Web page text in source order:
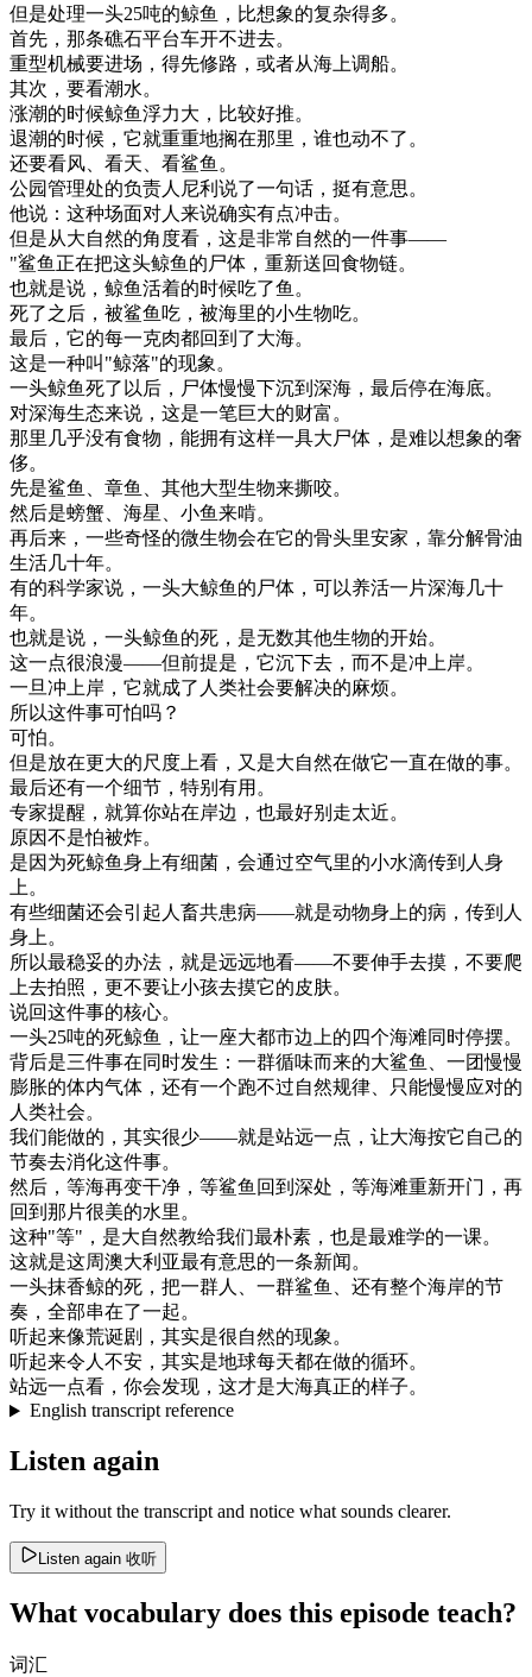
但是处理一头25吨的鲸鱼 ， 比想象的复杂得多。
首先 ， 那条礁石平台车开不进去。
重型机械要进场 ， 得先修路 ， 或者从海上调船。
其次 ， 要看潮水。
涨潮的时候鲸鱼浮力大 ， 比较好推。
退潮的时候 ， 它就重重地搁在那里 ， 谁也动不了。
还要看风、 看天、 看鲨鱼 。
公园管理处的负责人 尼利 说了一句话 ， 挺有意思。
他说 ： 这种场面对人来说确实有点冲击。
但是从大自然的角度看 ， 这是非常 自然的一件事——
"鲨鱼 正在把这头鲸鱼 的尸体 ， 重新送回食物链。
也就是说 ， 鲸鱼活着的时候吃了鱼 。
死了之后 ， 被鲨鱼吃 ， 被海里的小生物吃。
最后 ， 它的每一克肉都回到 了大海。
这是一种叫 "鲸落"的现象。
一头鲸鱼死了以后 ， 尸体慢慢下沉到 深海 ， 最后停在海底。
对深海生态来说 ， 这是一笔巨大的财富。
那里 几乎没有食物 ， 能拥有这样一具大尸体 ， 是难以想象的奢
侈。
先是鲨鱼 、 章鱼 、 其他大型生物来撕咬。
然后是螃蟹、 海星 、 小鱼来啃。
再后来 ， 一些奇怪的微生物会在它的骨头里安家 ， 靠分解骨油
生活几十年。
有的科学家说 ， 一头大鲸鱼 的尸体 ， 可以养活一片深海几十
年。
也就是说 ， 一头鲸鱼 的死 ， 是无数其他生物的开始。
这一点很浪漫——但前提是 ， 它沉下去 ， 而不是冲上岸。
一旦冲上岸 ， 它就成了 人类社会要解决的麻烦。
所以这件事可怕吗 ？
可怕。
但是放在更大的尺度上看 ， 又是大自然在做它一直在做的事。
最后还有一个细节 ， 特别 有用 。
专家提醒 ， 就算你站在岸边 ， 也最好别 走太近。
原因不是怕被炸。
是因为死鲸鱼身上有细菌 ， 会通过空气里的小水滴传到 人身
上。
有些细菌还会引起人畜共患病——就是动物身上的病 ， 传到 人
身上。
所以最稳妥的办法 ， 就是远远地看——不要伸手去摸 ， 不要爬
上去拍照 ， 更不要让小孩去摸它的皮肤。
说回这件事的核心。
一头25吨的死鲸鱼 ， 让一座大都市边上的 四个海滩同时停摆。
背后是三件事在同时发生 ： 一群循味而来的大鲨鱼 、 一团慢慢
膨胀的体内气体 ， 还有一个跑不过自然规律、 只能慢慢应对的
人类社会。
我们能做的 ， 其实很少——就是站远一点 ， 让大海按它 自己的
节奏去消化这件事。
然后 ， 等海再变干净 ， 等鲨鱼 回到 深处 ， 等海滩重新开门 ， 再
回到 那片很美的水里。
这种"等" ， 是大自然教给我们最朴素 ， 也是最难学的一课。
这就是这周澳大利亚最有意思的一条新闻。
一头抹香鲸的死 ， 把一群人 、 一群鲨鱼 、 还有整个海岸的节
奏 ， 全部串在了一起。
听起来像荒诞剧 ， 其实是很自然的现象。
听起来令人不安 ， 其实是地球每天都在做的循环。
站远一点看 ， 你会发现 ， 这才是大海真正的样子。
English transcript reference
Listen again
Try it without the transcript and notice what sounds clearer.
Listen again 收听
What vocabulary does this episode teach?
词汇